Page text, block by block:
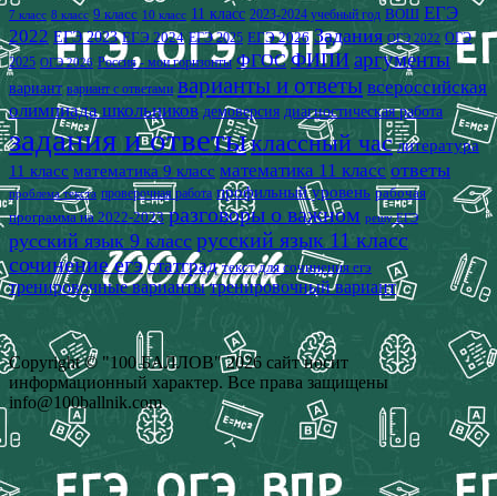
7 класс 8 класс 9 класс 10 класс 11 класс 2023-2024 учебный год ВОШ ЕГЭ
2022 ЕГЭ 2023 ЕГЭ 2024 ЕГЭ 2025 ЕГЭ 2026 Задания ОГЭ 2022 ОГЭ
2025 ОГЭ 2026 Россия - мои горизонты ФГОС ФИПИ аргументы
вариант вариант с ответами варианты и ответы всероссийская
олимпиада школьников демоверсия диагностическая работа
задания и ответыклассный час литература
11 класс математика 9 класс математика 11 класс ответы
проблема текста проверочная работа профильный уровень рабочая
программа на 2022-2023 разговоры о важном решу ЕГЭ
русский язык 9 класс русский язык 11 класс
сочинение егэ статград текст для сочинения егэ
тренировочные варианты тренировочный вариант
Copyright © "100 БАЛЛОВ" 2026 сайт носит
информационный характер. Все права защищены
info@100ballnik.com